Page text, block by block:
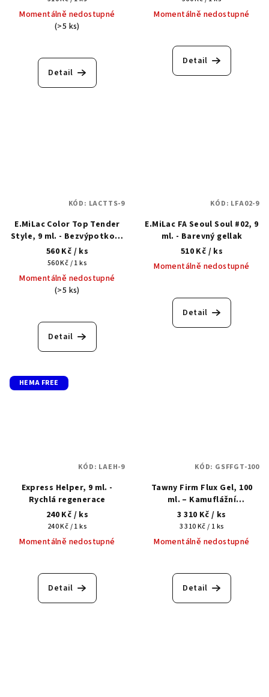
cena:
Momentálně nedostupné
(>5 ks)
Detail
cena:
Momentálně nedostupné
Detail
E.MiLac Color Top Tender
Style, 9 ml. - Bezvýpotkový
barevný top
560 Kč / ks
Měrná
cena:
560 Kč / 1 ks
Momentálně nedostupné
(>5 ks)
Detail
KÓD: LACTTS-9
E.MiLac FA Seoul Soul #02, 9
ml. - Barevný gellak
510 Kč / ks
Momentálně nedostupné
Detail
KÓD: LFA02-9
HEMA FREE
Express Helper, 9 ml. -
Rychlá regenerace
240 Kč / ks
Měrná
cena:
240 Kč / 1 ks
Momentálně nedostupné
Detail
KÓD: LAEH-9
Tawny Firm Flux Gel, 100
ml. – Kamuflážní
multifunkční tekutý
akrylgel
3 310 Kč / ks
Měrná
cena:
3 310 Kč / 1 ks
Momentálně nedostupné
Detail
KÓD: GSFFGT-100